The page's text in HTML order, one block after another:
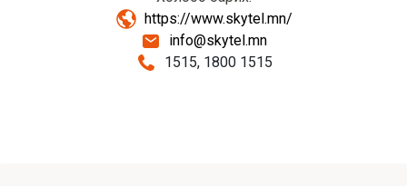
https://www.skytel.mn/
info@skytel.mn
1515, 1800 1515